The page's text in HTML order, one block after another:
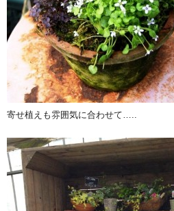
寄せ植えも雰囲気に合わせて…..